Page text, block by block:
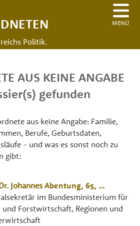
Politik.
MENÜ
AUS KEINE ANGABE
gefunden
aus keine Angabe: Familie,
Berufe, Geburtsdaten,
- und was es sonst noch zu
gibt:
Johannes Abentung, 65, ...
im Bundesministerium für
und Forstwirtschaft, Regionen und